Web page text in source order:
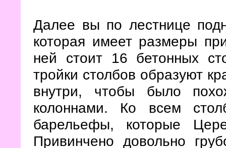
Далее вы по лестнице
которая имеет размеры
ней стоит 16 бетонных
тройки столбов образуют
внутри, чтобы было
колоннами. Ко всем
барельефы, которые
Привинчено довольно